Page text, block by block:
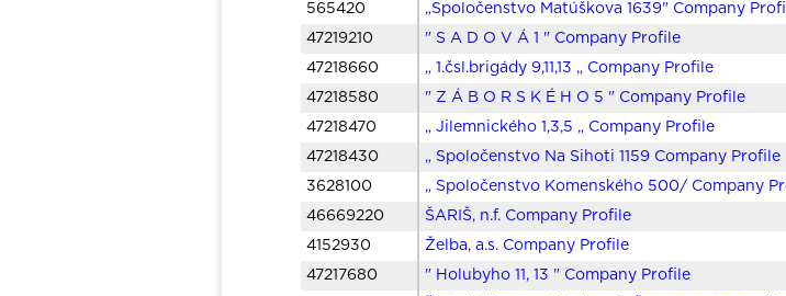
565420
„Spoločenstvo Matúškova 1639" Company
47219210
" S A D O V Á 1 " Company Profile
47218660
„ 1.čsl.brigády 9,11,13 „ Company Profile
47218580
" Z Á B O R S K É H O 5 " Company Profile
47218470
„ Jilemnického 1,3,5 „ Company Profile
47218430
„ Spoločenstvo Na Sihoti 1159 Company Profile
3628100
„ Spoločenstvo Komenského 500/ Company
46669220
ŠARIŠ, n.f. Company Profile
4152930
Želba, a.s. Company Profile
47217680
" Holubyho 11, 13 " Company Profile